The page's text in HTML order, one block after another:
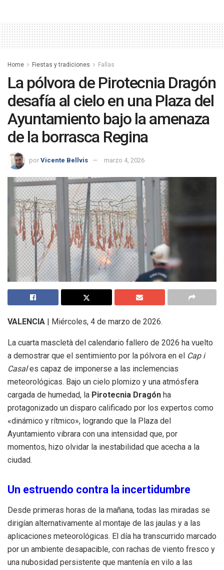
Home Fiestas y tradiciones Fallas
La pólvora de Pirotecnia Dragón
desafía al cielo en una Plaza del
Ayuntamiento bajo la amenaza
de la borrasca Regina
por Vicente Bellvis marzo 4, 2026
VALENCIA | Miércoles, 4 de marzo de 2026.
La cuarta mascletà del calendario fallero de 2026 ha vuelto
a demostrar que el sentimiento por la pólvora en el Cap i
Casales capaz de imponerse a las inclemencias
meteorológicas. Bajo un cielo plomizo y una atmósfera
cargada de humedad, la Pirotecnia Dragón ha
protagonizado un disparo calificado por los expertos como
«dinámico y rítmico», logrando que la Plaza del
Ayuntamiento vibrara con una intensidad que, por
momentos, hizo olvidar la inestabilidad que acecha a la
ciudad.
Un estruendo contra la incertidumbre
Desde primeras horas de la mañana, todas las miradas se
dirigían alternativamente al montaje de las jaulas y a las
aplicaciones meteorológicas. El día ha transcurrido marcado
por un ambiente desapacible, con rachas de viento fresco y
una nubosidad persistente que mantenía en vilo a las